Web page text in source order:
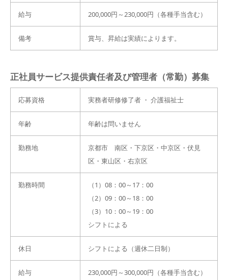
給与 200,000円～230,000円（各種手当含む）
備考 賞与、昇給は実績によります。
正社員サービス提供責任者及び管理者（常勤）募集
応募資格 実務者研修修了者 ・ 介護福祉士
年齢 年齢は問いません
勤務地
京都市 南区・下京区・中京区・伏見
区・東山区・右京区
勤務時間
（1）08：00～17：00
（2）09：00～18：00
（3）10：00～19：00
シフトによる
休日 シフトによる（週休二日制）
給与 230,000円～300,000円（各種手当含む）